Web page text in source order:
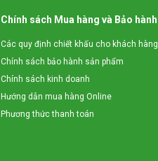
Chính sách Mua hàng và Bảo hành
Các quy định chiết khấu cho khách hàng
Chính sách bảo hành sản phẩm
Chính sách kinh doanh
Hướng dẫn mua hàng Online
Phương thức thanh toán